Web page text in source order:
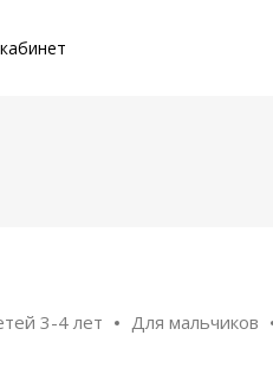
3-4 лет
Для мальчиков